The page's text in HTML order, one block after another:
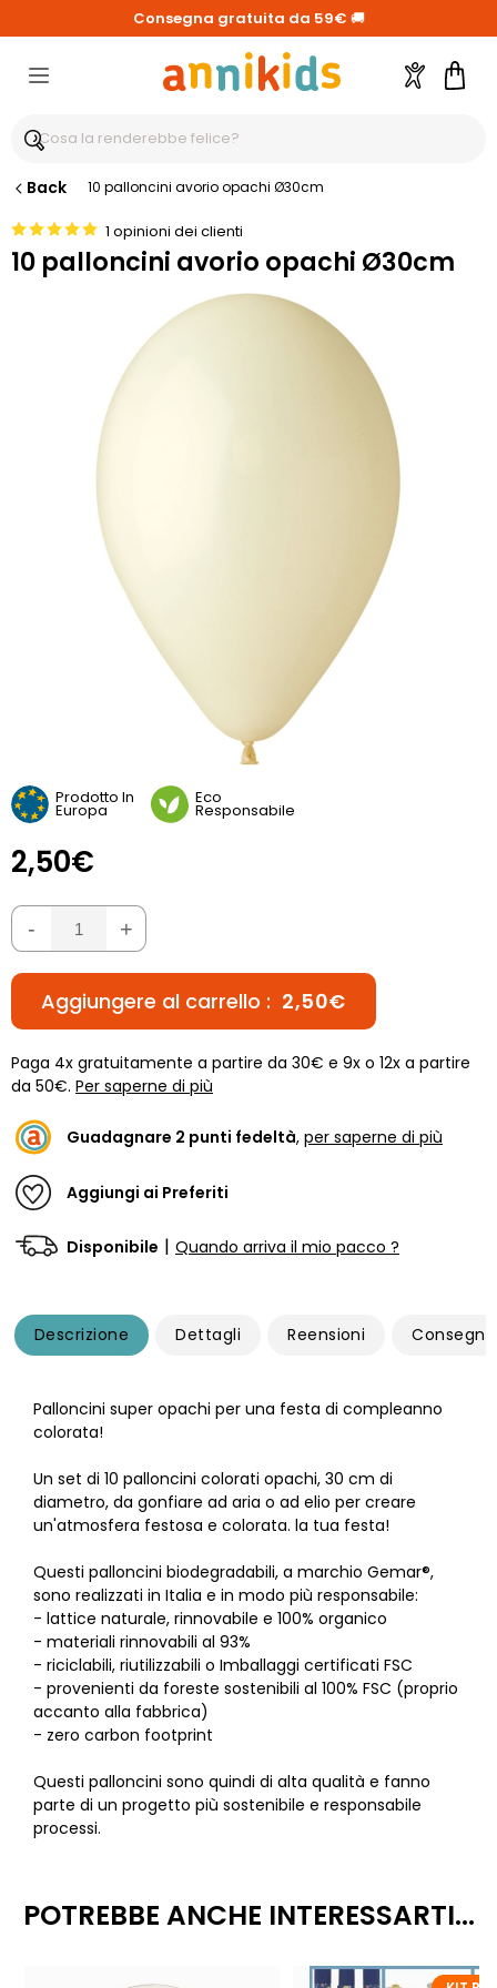
Consegna gratuita da 59€ 🚚
Account
Back 10 palloncini avorio opachi Ø30cm
1 opinioni dei clienti
10 palloncini avorio opachi Ø30cm
Prodotto In
Europa
Eco
Responsabile
2,50€
- +
Aggiungere al carrello : 2,50€
Paga 4x gratuitamente a partire da 30€ e 9x o 12x a partire
da 50€. Per saperne di più
Guadagnare 2 punti fedeltà, per saperne di più
Aggiungi ai Preferiti
Disponibile | Quando arriva il mio pacco ?
Descrizione Dettagli Reensioni Consegna
Palloncini super opachi per una festa di compleanno
colorata!
Un set di 10 palloncini colorati opachi, 30 cm di
diametro, da gonfiare ad aria o ad elio per creare
un'atmosfera festosa e colorata. la tua festa!
Questi palloncini biodegradabili, a marchio Gemar®,
sono realizzati in Italia e in modo più responsabile:
- lattice naturale, rinnovabile e 100% organico
- materiali rinnovabili al 93%
- riciclabili, riutilizzabili o Imballaggi certificati FSC
- provenienti da foreste sostenibili al 100% FSC (proprio
accanto alla fabbrica)
- zero carbon footprint
Questi palloncini sono quindi di alta qualità e fanno
parte di un progetto più sostenibile e responsabile
processi.
POTREBBE ANCHE INTERESSARTI...